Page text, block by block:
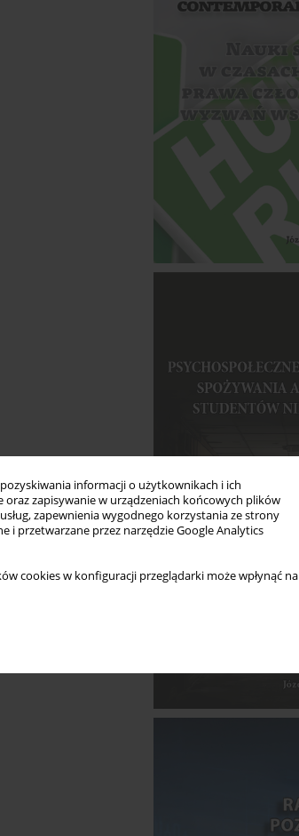
informacji o użytkownikach i ich
zapisywanie w urządzeniach końcowych plików
zapewnienia wygodnego korzystania ze strony
i przetwarzane przez narzędzie Google Analytics
cookies w konfiguracji przeglądarki może wpłynąć na